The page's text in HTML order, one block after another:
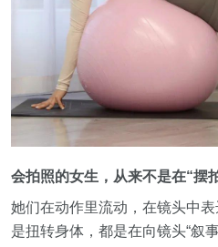
会拍照的女生，从来不是在“摆
她们在动作里流动，在镜头中
是扭转身体，都是在向镜头“叙